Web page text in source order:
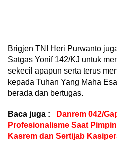
Brigjen TNI Heri Purwanto
Satgas Yonif 142/KJ untuk
sekecil apapun serta terus
kepada Tuhan Yang Maha
berada dan bertugas.
Baca juga :
Danrem 042/
Profesionalisme Saat
Kasrem dan Sertijab